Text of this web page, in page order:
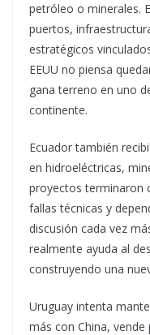
petróleo o minerales.
puertos,
estratégicos
EEUU no piensa
gana terreno en uno
continente.
Ecuador también
en hidroeléctricas,
proyectos terminaron
fallas técnicas y
discusión cada vez
realmente ayuda al
construyendo una
Uruguay intenta
más con China,